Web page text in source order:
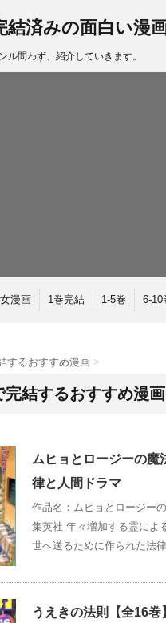
済みの面白い漫
ル問わず、紹介していきます。
漫画 1巻完結 1-5巻 6-10
するおすすめ漫画 >
完結するおすすめ漫
ムヒョとロージーの魔
律と人間ドラマ
作品名：ムヒョとロージー
集英社 年々増加する霊によ
世へ送るために作られた法
うえきの法則【全16